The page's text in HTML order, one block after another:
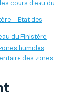
cours d’eau du
– Etat des
du Finistère
humides
des zones